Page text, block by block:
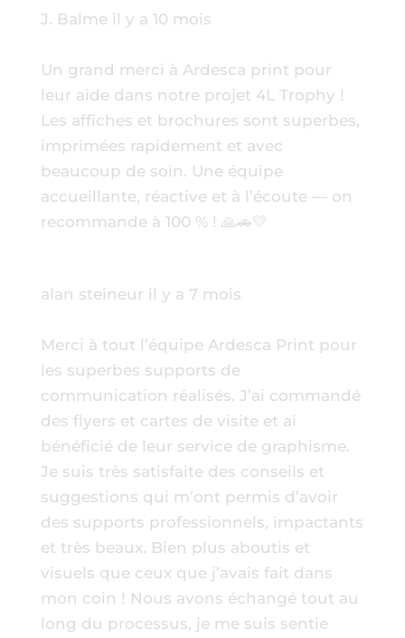
J. Balme il y a 10 mois
Un grand merci à Ardesca print pour
leur aide dans notre projet 4L Trophy !
Les affiches et brochures sont superbes,
imprimées rapidement et avec
beaucoup de soin. Une équipe
accueillante, réactive et à l’écoute — on
recommande à 100 % ! 🙏🚗💛
alan steineur il y a 7 mois
Merci à tout l’équipe Ardesca Print pour
les superbes supports de
communication réalisés. J’ai commandé
des flyers et cartes de visite et ai
bénéficié de leur service de graphisme.
Je suis très satisfaite des conseils et
suggestions qui m’ont permis d’avoir
des supports professionnels, impactants
et très beaux. Bien plus aboutis et
visuels que ceux que j’avais fait dans
mon coin ! Nous avons échangé tout au
long du processus, je me suis sentie